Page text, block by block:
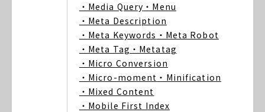
・Media Query ・Menu
・Meta Description
・Meta Keywords ・Meta Robot
・Meta Tag ・Metatag
・Micro Conversion
・Micro-moment ・Minification
・Mixed Content
・Mobile First Index